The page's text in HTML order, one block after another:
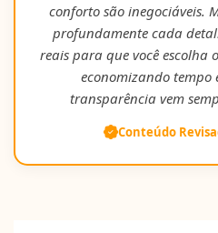
conforto são inegociáveis.
profundamente cada
reais para que você escolha
economizando tempo
transparência vem
Conteúdo